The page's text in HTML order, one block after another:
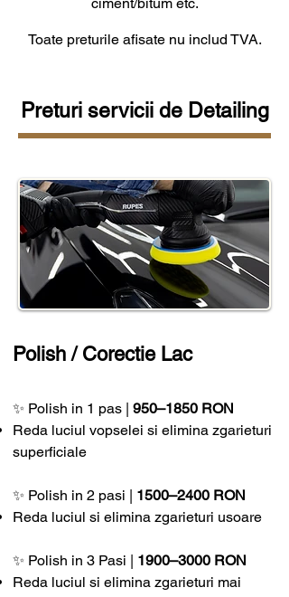
Toate preturile afisate nu includ TVA.
Preturi servicii de Detailing
Polish / Corectie Lac
✨ Polish in 1 pas | 950–1850 RON
Reda luciul vopselei si elimina zgarieturi
superficiale
✨ Polish in 2 pasi | 1500–2400 RON
Reda luciul si elimina zgarieturi usoare
✨ Polish in 3 Pasi | 1900–3000 RON
Reda luciul si elimina zgarieturi mai